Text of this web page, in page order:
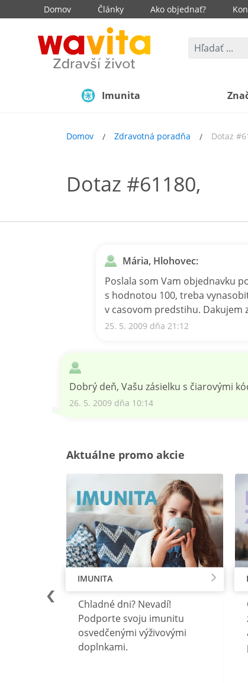
Domov Články Ako objednať?
Imunita
Domov Zdravotná poradňa Dotaz
Dotaz #61180,
Mária, Hlohovec:
Poslala som Vam objednavku
s hodnotou 100, treba
v casovom predstihu. Dakujem
25. 5. 2009 dňa 21:12
Dobrý deň, Vašu zásielku s čiarovými
26. 5. 2009 dňa 10:14
Aktuálne promo akcie
IMUNITA
Chladné dni? Nevadí!
Podporte svoju imunitu
osvedčenými výživovými
doplnkami.